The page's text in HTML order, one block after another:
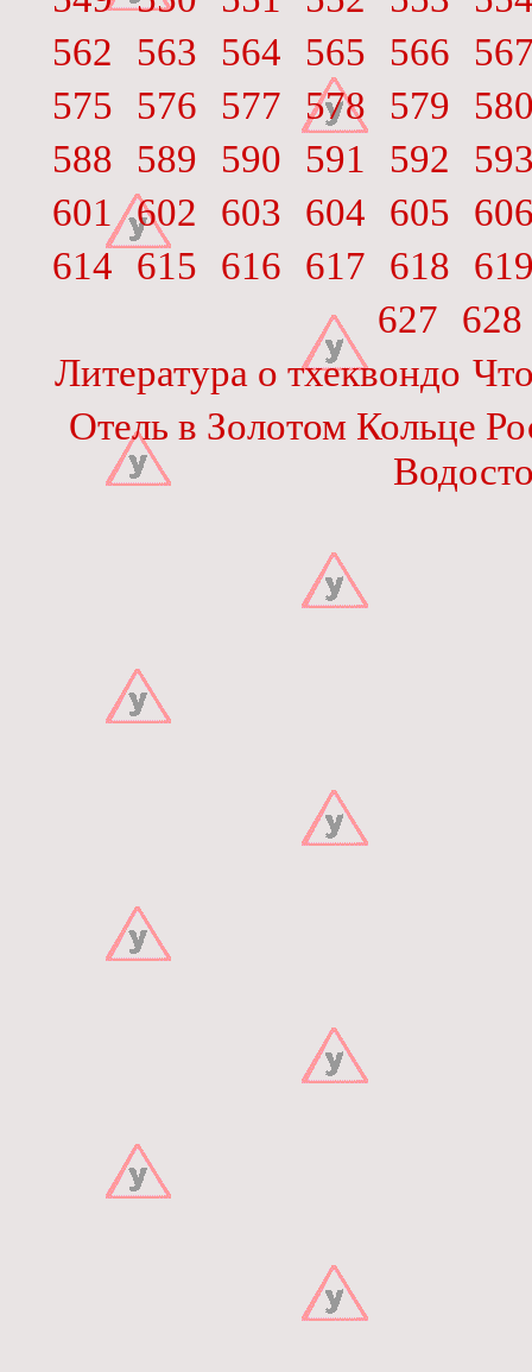
562
563 564 565 566
575
576 577 578 579
588
589 590 591 592
601
602 603 604 605
614
615 616 617 618
627
628
Литература о тхеквондо
Отель в Золотом Кольце